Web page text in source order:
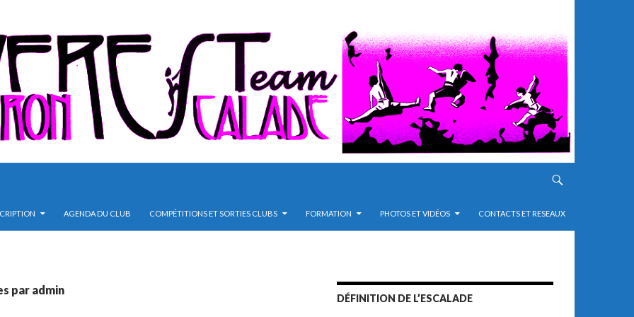
AGENDA DU CLUB COMPÉTITIONS ET SORTIES CLUBS FORMATION PHOTOS ET VIDÉOS CONTACTS ET RESEAUX
par admin
DÉFINITION DE L’ESCALADE